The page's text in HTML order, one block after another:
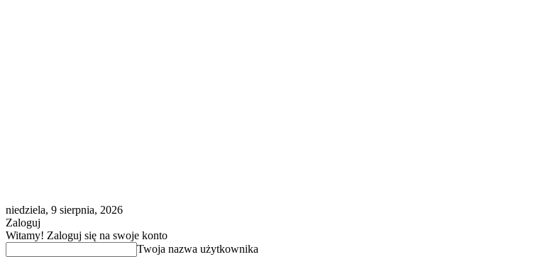
niedziela, 9 sierpnia, 2026
Zaloguj
Witamy! Zaloguj się na swoje konto
Twoja nazwa użytkownika